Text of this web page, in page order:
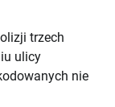
trzech
ulicy
nie